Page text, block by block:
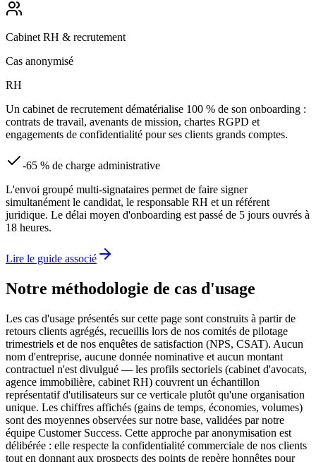
Cabinet RH & recrutement
Cas anonymisé
RH
Un cabinet de recrutement dématérialise 100 % de son onboarding :
contrats de travail, avenants de mission, chartes RGPD et
engagements de confidentialité pour ses clients grands comptes.
-65 % de charge administrative
L'envoi groupé multi-signataires permet de faire signer
simultanément le candidat, le responsable RH et un référent
juridique. Le délai moyen d'onboarding est passé de 5 jours ouvrés à
18 heures.
Lire le guide associé
Notre méthodologie de cas d'usage
Les cas d'usage présentés sur cette page sont construits à partir de
retours clients agrégés, recueillis lors de nos comités de pilotage
trimestriels et de nos enquêtes de satisfaction (NPS, CSAT). Aucun
nom d'entreprise, aucune donnée nominative et aucun montant
contractuel n'est divulgué — les profils sectoriels (cabinet d'avocats,
agence immobilière, cabinet RH) couvrent un échantillon
représentatif d'utilisateurs sur ce verticale plutôt qu'une organisation
unique. Les chiffres affichés (gains de temps, économies, volumes)
sont des moyennes observées sur notre base, validées par notre
équipe Customer Success. Cette approche par anonymisation est
délibérée : elle respecte la confidentialité commerciale de nos clients
tout en donnant aux prospects des points de repère honnêtes pour